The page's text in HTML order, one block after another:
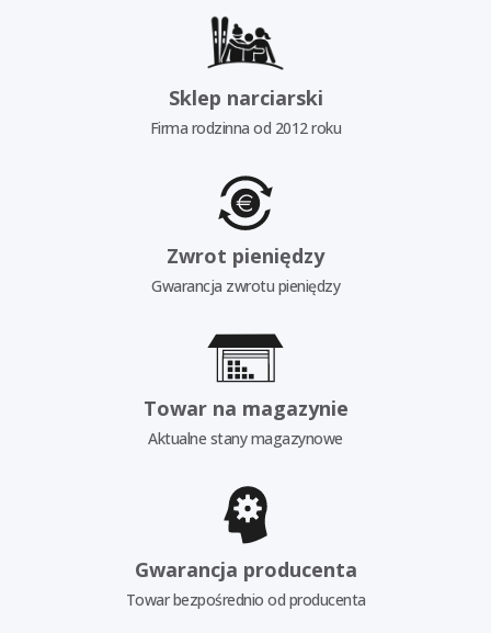
Sklep narciarski
Firma rodzinna od 2012 roku
Zwrot pieniędzy
Gwarancja zwrotu pieniędzy
Towar na magazynie
Aktualne stany magazynowe
Gwarancja producenta
Towar bezpośrednio od producenta